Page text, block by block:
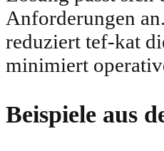
Anforderungen
reduziert tef-kat
minimiert
Beispiele aus